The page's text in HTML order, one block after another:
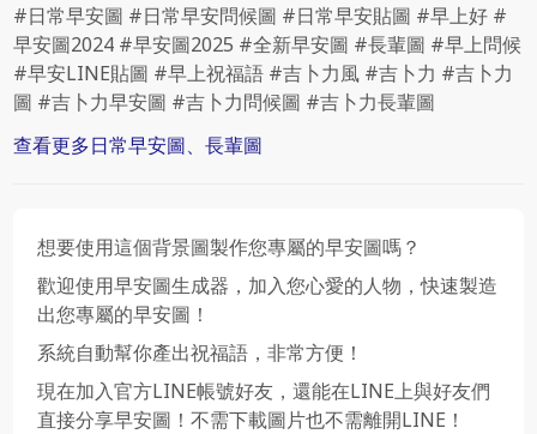
#日常早安圖 #日常早安問候圖 #日常早安貼圖 #早上好 #
早安圖2024 #早安圖2025 #全新早安圖 #長輩圖 #早上問候
#早安LINE貼圖 #早上祝福語 #吉卜力風 #吉卜力 #吉卜力
圖 #吉卜力早安圖 #吉卜力問候圖 #吉卜力長輩圖
查看更多日常早安圖、長輩圖
想要使用這個背景圖製作您專屬的早安圖嗎？
歡迎使用早安圖生成器，加入您心愛的人物，快速製造
出您專屬的早安圖！
系統自動幫你產出祝福語，非常方便！
現在加入官方LINE帳號好友，還能在LINE上與好友們
直接分享早安圖！不需下載圖片也不需離開LINE！